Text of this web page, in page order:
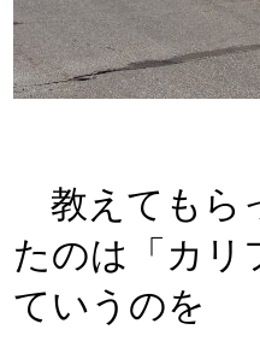
教えてもら
たのは「カ
ていうのを